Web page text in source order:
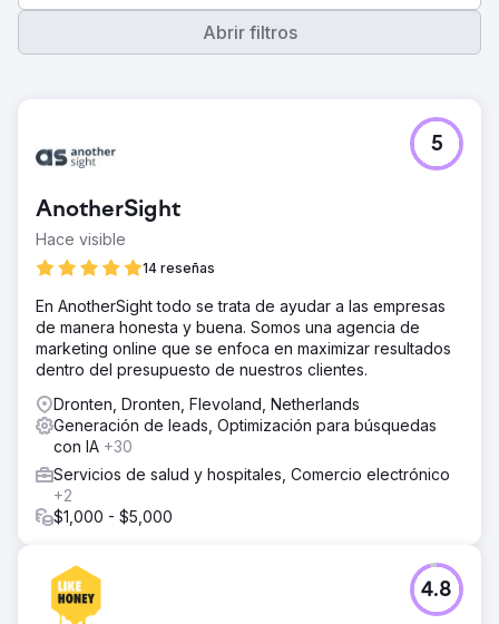
Abrir filtros
AnotherSight
Hace visible
14 reseñas
5
En AnotherSight todo se trata de ayudar a las empresas
de manera honesta y buena. Somos una agencia de
marketing online que se enfoca en maximizar resultados
dentro del presupuesto de nuestros clientes.
Dronten, Dronten, Flevoland, Netherlands
Generación de leads, Optimización para búsquedas
con IA +30
Servicios de salud y hospitales, Comercio electrónico
+2
$1,000 - $5,000
4.8